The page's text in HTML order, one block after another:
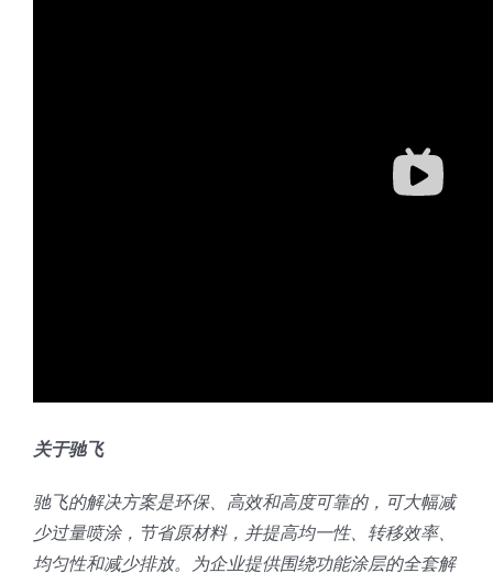
关于驰飞
驰飞的解决方案是环保、高效和高度可靠的，可大幅减
少过量喷涂，节省原材料，并提高均一性、转移效率、
均匀性和减少排放。为企业提供围绕功能涂层的全套解